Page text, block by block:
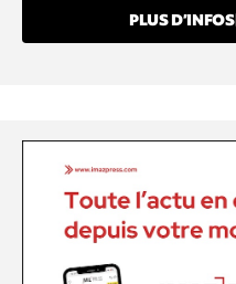
PLUS D’INFOS